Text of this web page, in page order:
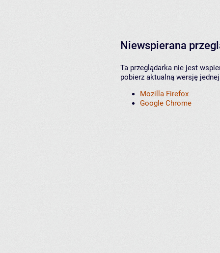
Niewspierana
Ta przeglądarka nie jest
pobierz aktualną wersję
Mozilla Firefox
Google Chrome